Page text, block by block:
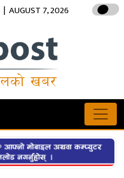
| AUGUST 7, 2026